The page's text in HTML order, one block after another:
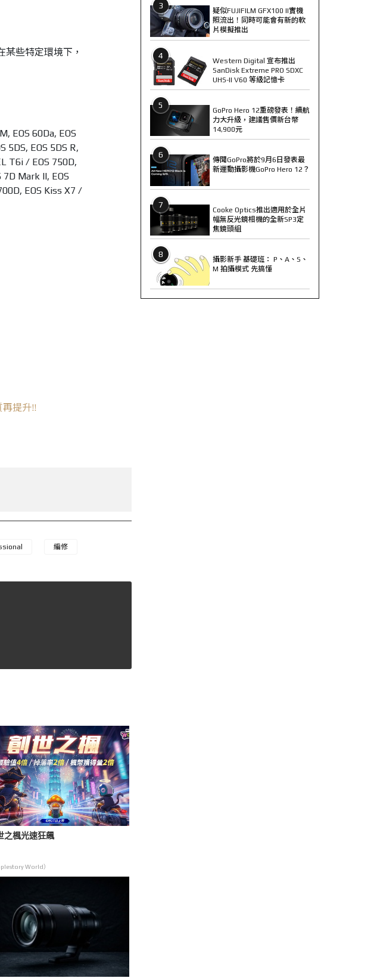
些特定環境下，
EOS 60Da, EOS
5DS, EOS 5DS R,
T6i / EOS 750D,
7D Mark II, EOS
EOS Kiss X7 /
提升!!
編修
之楓光速狂飆
World）
3
疑似FUJIFILM GFX100 II實機
照流出！同時可能會有新的軟
片模擬推出
4
Western Digital 宣布推出
SanDisk Extreme PRO SDXC
UHS-II V60 等級記憶卡
5
GoPro Hero 12重磅發表！續航
力大升級，建議售價新台幣
14,900元
6
傳聞GoPro將於9月6日發表最
新運動攝影機GoPro Hero 12？
7
Cooke Optics推出適用於全片
幅無反光鏡相機的全新SP3定
焦鏡頭組
8
攝影新手 基礎班： P、A、S、
M 拍攝模式 先搞懂